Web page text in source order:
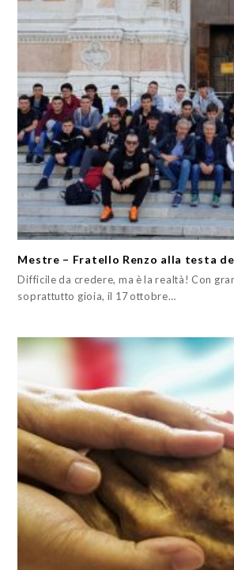
Mestre – Fratello Renzo alla testa
Difficile da credere, ma è la realtà! Con
soprattutto gioia, il 17 ottobre…